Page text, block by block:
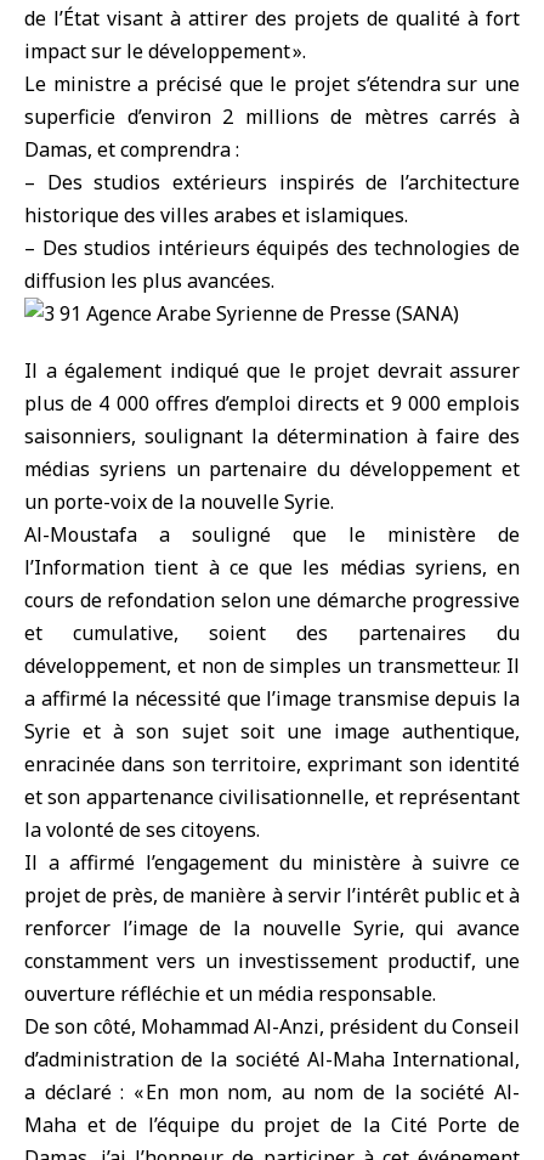
de l’État visant à attirer des projets de qualité à fort
impact sur le développement ».
Le ministre a précisé que le projet s’étendra sur une
superficie d’environ 2 millions de mètres carrés à
Damas, et comprendra :
– Des studios extérieurs inspirés de l’architecture
historique des villes arabes et islamiques.
– Des studios intérieurs équipés des technologies de
diffusion les plus avancées.
Il a également indiqué que le projet devrait assurer
plus de 4 000 offres d’emploi directs et 9 000 emplois
saisonniers, soulignant la détermination à faire des
médias syriens un partenaire du développement et
un porte-voix de la nouvelle Syrie.
Al-Moustafa a souligné que le ministère de
l’Information tient à ce que les médias syriens, en
cours de refondation selon une démarche progressive
et cumulative, soient des partenaires du
développement, et non de simples un transmetteur. Il
a affirmé la nécessité que l’image transmise depuis la
Syrie et à son sujet soit une image authentique,
enracinée dans son territoire, exprimant son identité
et son appartenance civilisationnelle, et représentant
la volonté de ses citoyens.
Il a affirmé l’engagement du ministère à suivre ce
projet de près, de manière à servir l’intérêt public et à
renforcer l’image de la nouvelle Syrie, qui avance
constamment vers un investissement productif, une
ouverture réfléchie et un média responsable.
De son côté, Mohammad Al-Anzi, président du Conseil
d’administration de la société Al-Maha International,
a déclaré : « En mon nom, au nom de la société Al-
Maha et de l’équipe du projet de la Cité Porte de